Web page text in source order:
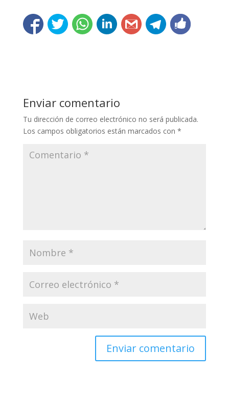
Enviar comentario
Tu dirección de correo electrónico no será publicada.
Los campos obligatorios están marcados con *